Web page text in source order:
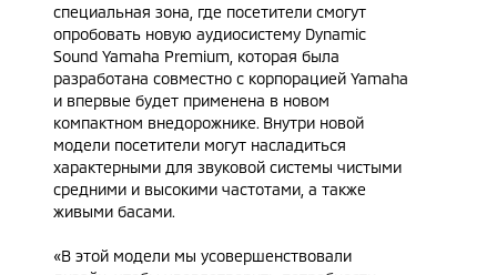
специальная зона, где посетители смогут
опробовать новую аудиосистему Dynamic
Sound Yamaha Premium, которая была
разработана совместно с корпорацией Yamaha
и впервые будет применена в новом
компактном внедорожнике. Внутри новой
модели посетители могут насладиться
характерными для звуковой системы чистыми
средними и высокими частотами, а также
живыми басами.
«В этой модели мы усовершенствовали